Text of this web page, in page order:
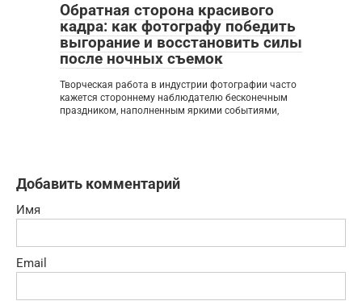
Обратная сторона красивого
кадра: как фотографу победить
выгорание и восстановить силы
после ночных съемок
Творческая работа в индустрии фотографии часто
кажется стороннему наблюдателю бесконечным
праздником, наполненным яркими событиями,
Добавить комментарий
Имя
Email